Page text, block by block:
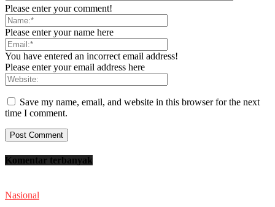
Please enter your comment!
Please enter your name here
You have entered an incorrect email address!
Please enter your email address here
Save my name, email, and website in this browser for the next
time I comment.
Komentar terbanyak
Nasional